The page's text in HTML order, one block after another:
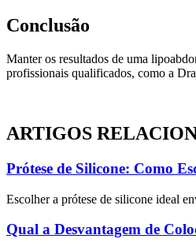
Conclusão
Manter os resultados de uma
profissionais qualificados, como a
ARTIGOS
Prótese de Silicone: Como
Escolher a prótese de silicone ideal
Qual a Desvantagem de